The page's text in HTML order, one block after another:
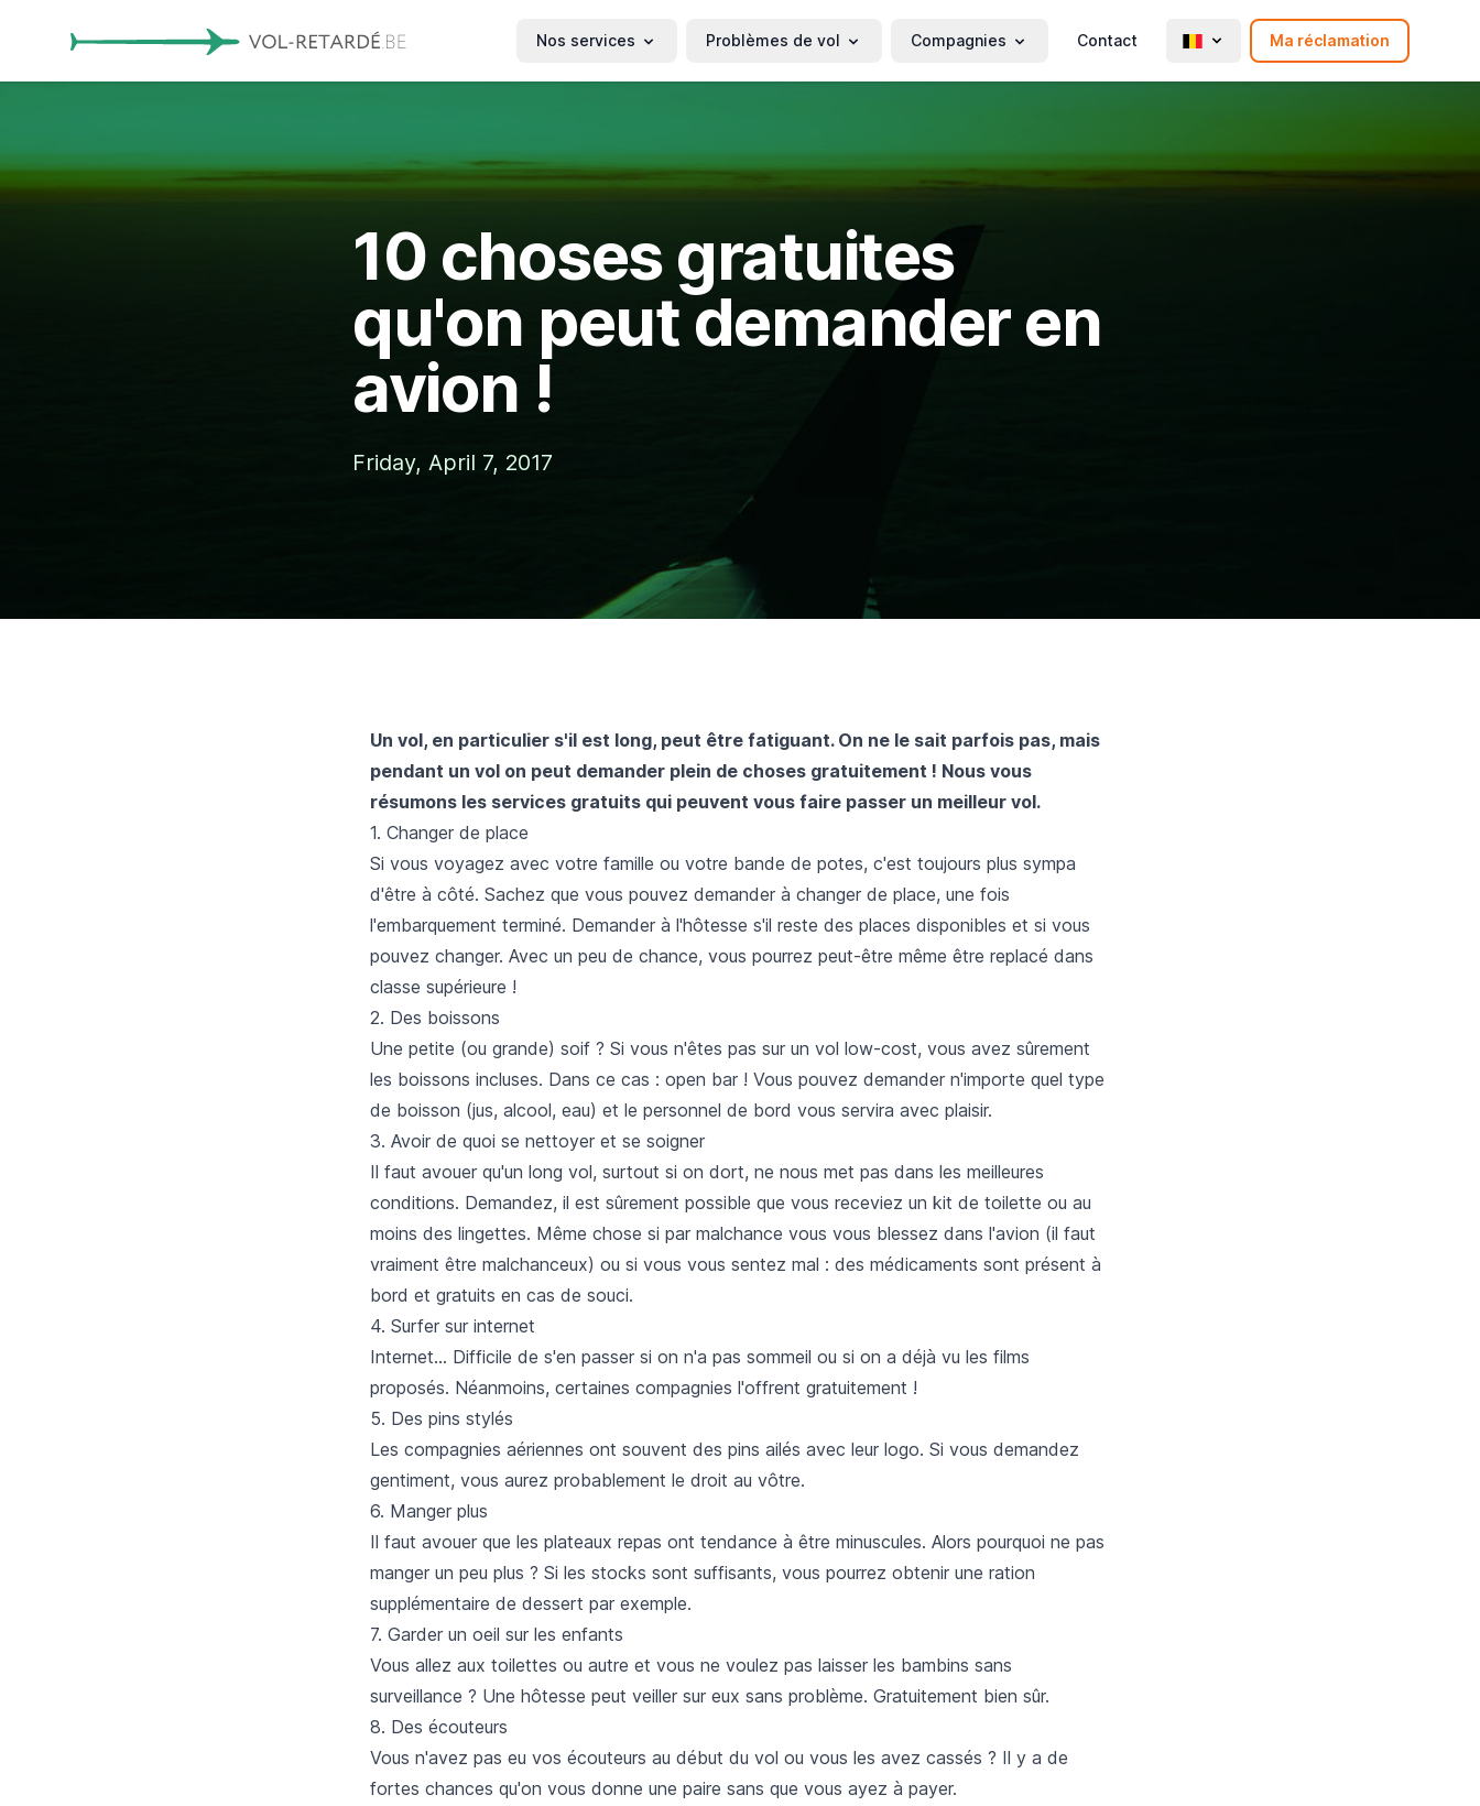
Nos services Problèmes de vol Compagnies Contact Ma réclamation
10 choses gratuites
qu'on peut demander en
avion !
Friday, April 7, 2017
Un vol, en particulier s'il est long, peut être fatiguant. On ne le sait parfois pas, mais
pendant un vol on peut demander plein de choses gratuitement ! Nous vous
résumons les services gratuits qui peuvent vous faire passer un meilleur vol.
1. Changer de place
Si vous voyagez avec votre famille ou votre bande de potes, c'est toujours plus sympa
d'être à côté. Sachez que vous pouvez demander à changer de place, une fois
l'embarquement terminé. Demander à l'hôtesse s'il reste des places disponibles et si vous
pouvez changer. Avec un peu de chance, vous pourrez peut-être même être replacé dans
classe supérieure !
2. Des boissons
Une petite (ou grande) soif ? Si vous n'êtes pas sur un vol low-cost, vous avez sûrement
les boissons incluses. Dans ce cas : open bar ! Vous pouvez demander n'importe quel type
de boisson (jus, alcool, eau) et le personnel de bord vous servira avec plaisir.
3. Avoir de quoi se nettoyer et se soigner
Il faut avouer qu'un long vol, surtout si on dort, ne nous met pas dans les meilleures
conditions. Demandez, il est sûrement possible que vous receviez un kit de toilette ou au
moins des lingettes. Même chose si par malchance vous vous blessez dans l'avion (il faut
vraiment être malchanceux) ou si vous vous sentez mal : des médicaments sont présent à
bord et gratuits en cas de souci.
4. Surfer sur internet
Internet... Difficile de s'en passer si on n'a pas sommeil ou si on a déjà vu les films
proposés. Néanmoins, certaines compagnies l'offrent gratuitement !
5. Des pins stylés
Les compagnies aériennes ont souvent des pins ailés avec leur logo. Si vous demandez
gentiment, vous aurez probablement le droit au vôtre.
6. Manger plus
Il faut avouer que les plateaux repas ont tendance à être minuscules. Alors pourquoi ne pas
manger un peu plus ? Si les stocks sont suffisants, vous pourrez obtenir une ration
supplémentaire de dessert par exemple.
7. Garder un oeil sur les enfants
Vous allez aux toilettes ou autre et vous ne voulez pas laisser les bambins sans
surveillance ? Une hôtesse peut veiller sur eux sans problème. Gratuitement bien sûr.
8. Des écouteurs
Vous n'avez pas eu vos écouteurs au début du vol ou vous les avez cassés ? Il y a de
fortes chances qu'on vous donne une paire sans que vous ayez à payer.